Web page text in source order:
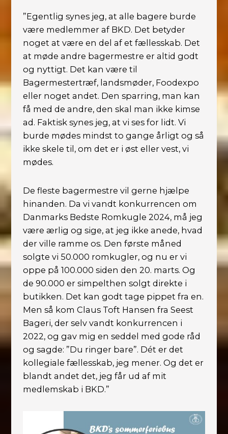
”Egentlig synes jeg, at alle bagere burde
være medlemmer af BKD. Det betyder
noget at være en del af et fællesskab. Det
at møde andre bagermestre er altid godt
og nyttigt. Det kan være til
Bagermestertræf, landsmøder, Foodexpo
eller noget andet. Den sparring, man kan
få med de andre, den skal man ikke kimse
ad. Faktisk synes jeg, at vi ses for lidt. Vi
burde mødes mindst to gange årligt og så
ikke skele til, om det er i øst eller vest, vi
mødes.
De fleste bagermestre vil gerne hjælpe
hinanden. Da vi vandt konkurrencen om
Danmarks Bedste Romkugle 2024, må jeg
være ærlig og sige, at jeg ikke anede, hvad
der ville ramme os. Den første måned
solgte vi 50.000 romkugler, og nu er vi
oppe på 100.000 siden den 20. marts. Og
de 90.000 er simpelthen solgt direkte i
butikken. Det kan godt tage pippet fra en.
Men så kom Claus Toft Hansen fra Seest
Bageri, der selv vandt konkurrencen i
2022, og gav mig en seddel med gode råd
og sagde: ”Du ringer bare”. Dét er det
kollegiale fællesskab, jeg mener. Og det er
blandt andet det, jeg får ud af mit
medlemskab i BKD.”